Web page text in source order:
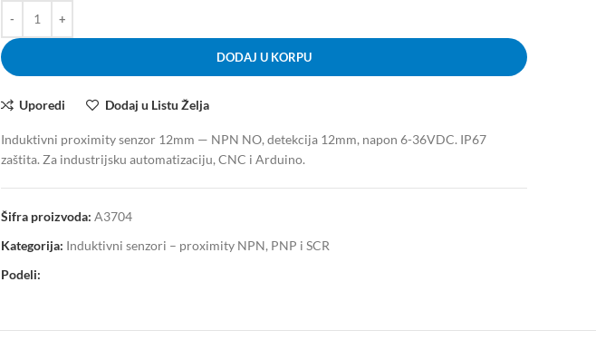
DODAJ U KORPU
Uporedi Dodaj u Listu Želja
Induktivni proximity senzor 12mm — NPN NO, detekcija 12mm, napon 6-36VDC. IP67
zaštita. Za industrijsku automatizaciju, CNC i Arduino.
Šifra proizvoda: A3704
Kategorija: Induktivni senzori – proximity NPN, PNP i SCR
Podeli: